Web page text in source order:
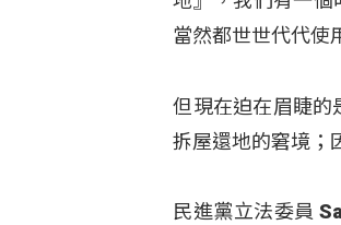
當然都世世代代使
但現在迫在眉睫的
拆屋還地的窘境；
民進黨立法委員